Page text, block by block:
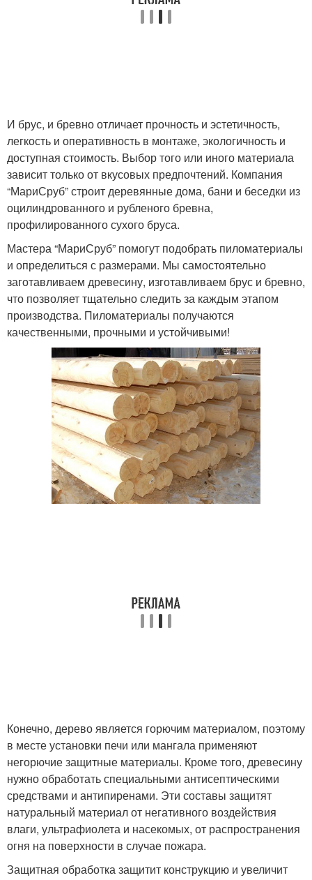
И брус, и бревно отличает прочность и эстетичность,
легкость и оперативность в монтаже, экологичность и
доступная стоимость. Выбор того или иного материала
зависит только от вкусовых предпочтений. Компания
“МариСруб” строит деревянные дома, бани и беседки из
оцилиндрованного и рубленого бревна,
профилированного сухого бруса.
Мастера “МариСруб” помогут подобрать пиломатериалы
и определиться с размерами. Мы самостоятельно
заготавливаем древесину, изготавливаем брус и бревно,
что позволяет тщательно следить за каждым этапом
производства. Пиломатериалы получаются
качественными, прочными и устойчивыми!
Конечно, дерево является горючим материалом, поэтому
в месте установки печи или мангала применяют
негорючие защитные материалы. Кроме того, древесину
нужно обработать специальными антисептическими
средствами и антипиренами. Эти составы защитят
натуральный материал от негативного воздействия
влаги, ультрафиолета и насекомых, от распространения
огня на поверхности в случае пожара.
Защитная обработка защитит конструкцию и увеличит